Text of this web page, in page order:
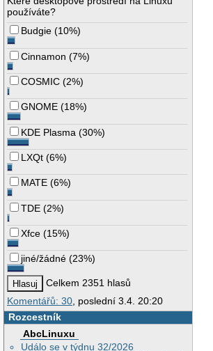
používáte?
Budgie (10%)
Cinnamon (7%)
COSMIC (2%)
GNOME (18%)
KDE Plasma (30%)
LXQt (6%)
MATE (6%)
TDE (2%)
Xfce (15%)
jiné/žádné (23%)
Celkem 2351 hlasů
Komentářů: 30 , poslední 3.4. 20:20
Rozcestník
AbcLinuxu
Událo se v týdnu 32/2026